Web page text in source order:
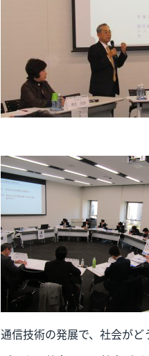
通信技術の発展で、社会がど